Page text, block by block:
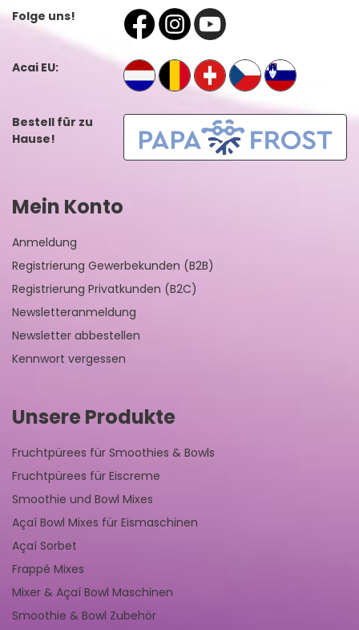
Folge uns!
Acai EU:
Bestell für zu
Hause!
Mein Konto
Anmeldung
Registrierung Gewerbekunden (B2B)
Registrierung Privatkunden (B2C)
Newsletteranmeldung
Newsletter abbestellen
Kennwort vergessen
Unsere Produkte
Fruchtpürees für Smoothies & Bowls
Fruchtpürees für Eiscreme
Smoothie und Bowl Mixes
Açaí Bowl Mixes für Eismaschinen
Açaí Sorbet
Frappé Mixes
Mixer & Açaí Bowl Maschinen
Smoothie & Bowl Zubehör